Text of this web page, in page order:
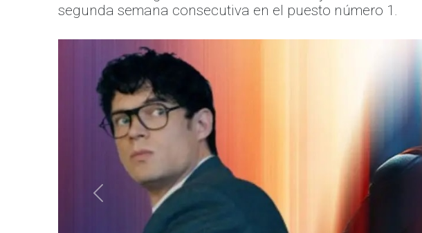
segunda semana consecutiva en el puesto número 1.
Anterior